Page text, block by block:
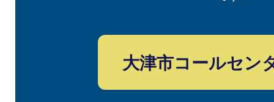
大津市コールセン